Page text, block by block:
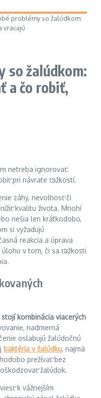
problémy so žalúdkom:
vracajú
so žalúdkom:
a čo robiť,
záhy, nevoľnosť či
kvalitu života. Mnohí
riešia len krátkodobo,
si vyžadujú
reakcia a úprava
v tom, či sa ťažkosti
kombinácia viacerých
nadmerná
oslabujú žalúdočnú
baktéria v žalúdku, najmä
prežívať bez
žalúdok.
k vážnejším